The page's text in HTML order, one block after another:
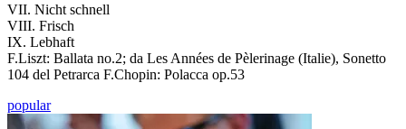
VII. Nicht schnell
VIII. Frisch
IX. Lebhaft
F.Liszt: Ballata no.2; da Les Années de Pèlerinage (Italie), Sonetto
104 del Petrarca F.Chopin: Polacca op.53
popular